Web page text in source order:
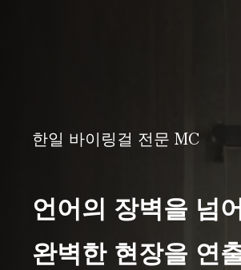
한일 바이링걸 전문 MC
언어의 장벽을 넘
완벽한 현장을 연